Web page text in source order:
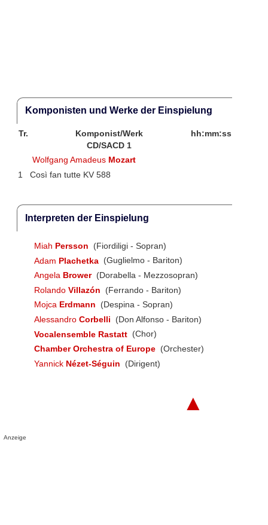
Komponisten und Werke der Einspielung
Tr. Komponist/Werk
hh:mm:ss
CD/SACD 1
Wolfgang Amadeus Mozart
1
Così fan tutte KV 588
Interpreten der Einspielung
Miah Persson
(Fiordiligi - Sopran)
Adam Plachetka (Guglielmo - Bariton)
Angela Brower (Dorabella - Mezzosopran)
Rolando Villazón
(Ferrando - Bariton)
Mojca Erdmann
(Despina - Sopran)
Alessandro Corbelli
(Don Alfonso - Bariton)
Vocalensemble Rastatt (Chor)
Chamber Orchestra of Europe (Orchester)
Yannick Nézet-Séguin (Dirigent)
▲
Anzeige